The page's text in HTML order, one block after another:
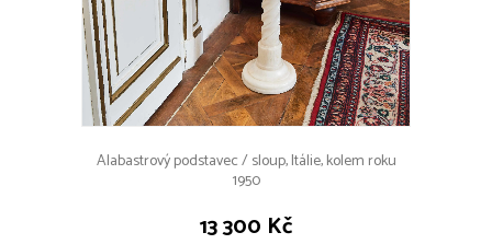
Alabastrový podstavec / sloup, Itálie, kolem roku
1950
13 300 Kč